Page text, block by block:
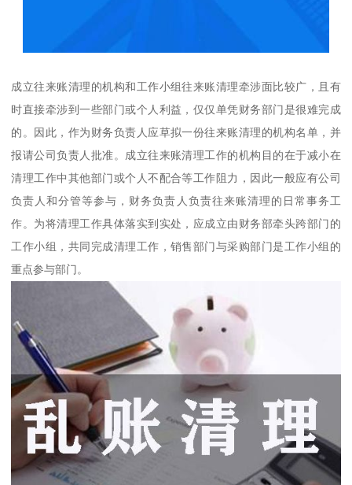
成立往来账清理的机构和工作小组往来账清理牵涉面比较广，且有
时直接牵涉到一些部门或个人利益，仅仅单凭财务部门是很难完成
的。因此，作为财务负责人应草拟一份往来账清理的机构名单，并
报请公司负责人批准。成立往来账清理工作的机构目的在于减小在
清理工作中其他部门或个人不配合等工作阻力，因此一般应有公司
负责人和分管等参与，财务负责人负责往来账清理的日常事务工
作。为将清理工作具体落实到实处，应成立由财务部牵头跨部门的
工作小组，共同完成清理工作，销售部门与采购部门是工作小组的
重点参与部门。